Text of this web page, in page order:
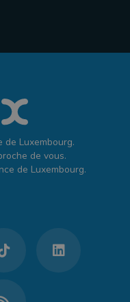
Luxembourg.
de vous.
de Luxembourg.